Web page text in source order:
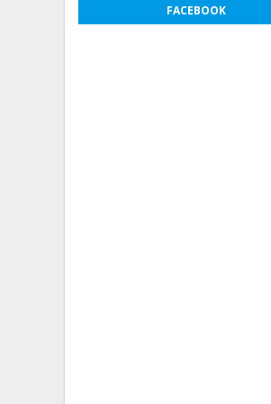
FACEBOOK